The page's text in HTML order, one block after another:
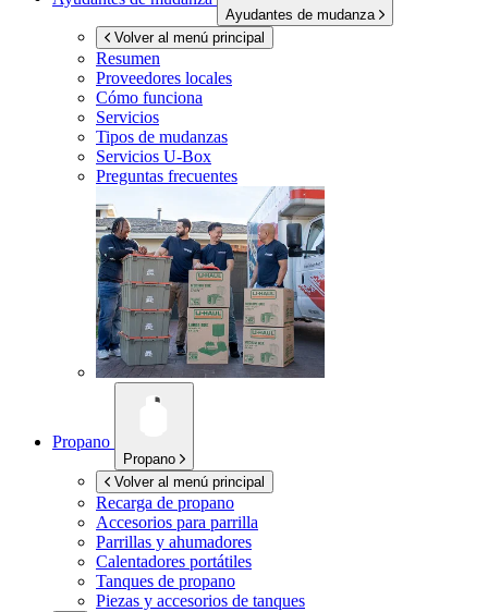
Ayudantes de mudanza
Volver al menú principal
Resumen
Proveedores locales
Cómo funciona
Servicios
Tipos de mudanzas
Servicios U-Box
Preguntas frecuentes
Propano
Propano
Volver al menú principal
Recarga de propano
Accesorios para parrilla
Parrillas y ahumadores
Calentadores portátiles
Tanques de propano
Piezas y accesorios de tanques